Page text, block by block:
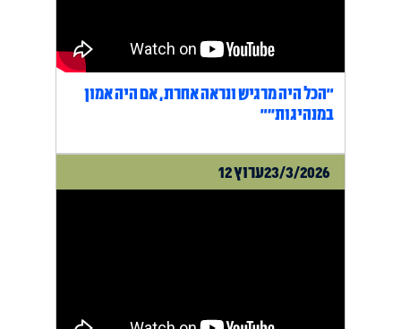
"הכל היה מרגיש ונראה אחרת, אם היה אמון
במנהיגות״"
23/3/2026ערוץ 12